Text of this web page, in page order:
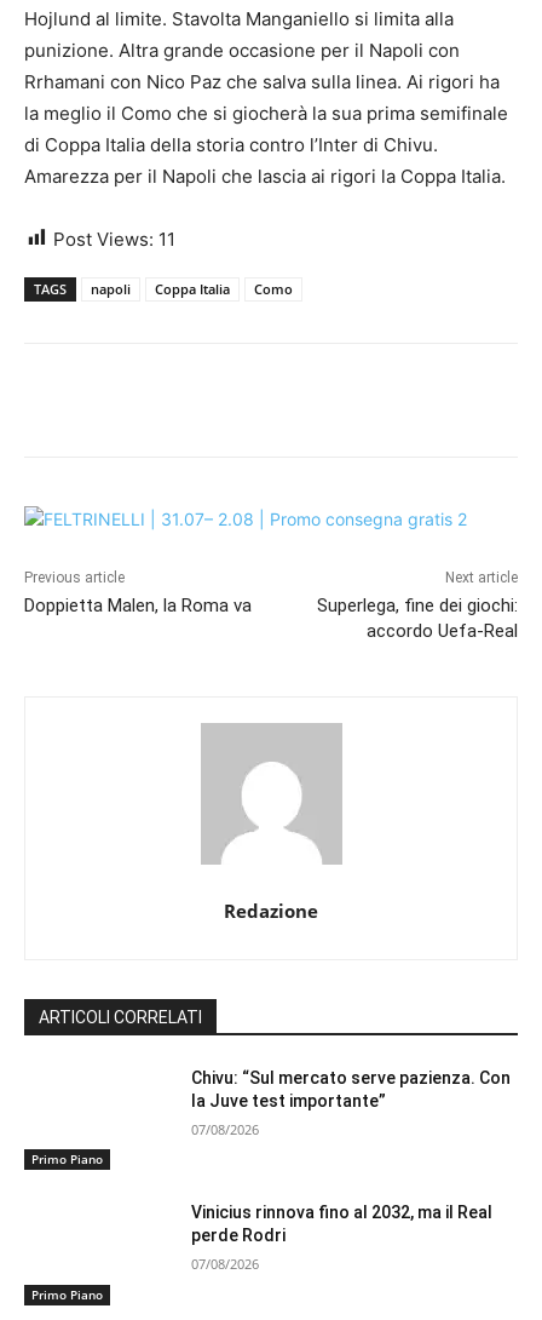
Hojlund al limite. Stavolta Manganiello si limita alla
punizione. Altra grande occasione per il Napoli con
Rrhamani con Nico Paz che salva sulla linea. Ai rigori ha
la meglio il Como che si giocherà la sua prima semifinale
di Coppa Italia della storia contro l’Inter di Chivu.
Amarezza per il Napoli che lascia ai rigori la Coppa Italia.
Post Views: 11
TAGS napoli Coppa Italia Como
Previous article
Doppietta Malen, la Roma va
Next article
Superlega, fine dei giochi:
accordo Uefa-Real
Redazione
ARTICOLI CORRELATI
Primo Piano
Chivu: “Sul mercato serve pazienza. Con
la Juve test importante”
07/08/2026
Primo Piano
Vinicius rinnova fino al 2032, ma il Real
perde Rodri
07/08/2026